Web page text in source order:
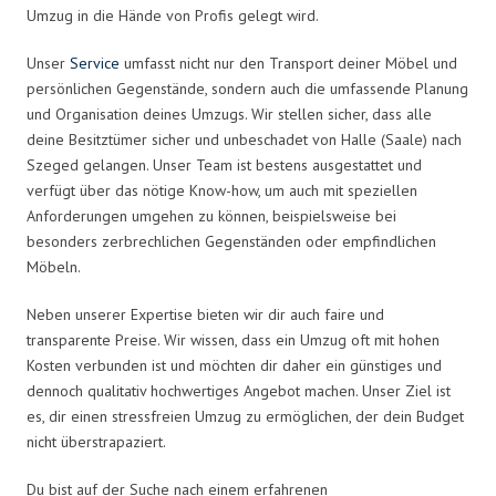
Umzug in die Hände von Profis gelegt wird.
Unser Service umfasst nicht nur den Transport deiner Möbel und
persönlichen Gegenstände, sondern auch die umfassende Planung
und Organisation deines Umzugs. Wir stellen sicher, dass alle
deine Besitztümer sicher und unbeschadet von Halle (Saale) nach
Szeged gelangen. Unser Team ist bestens ausgestattet und
verfügt über das nötige Know-how, um auch mit speziellen
Anforderungen umgehen zu können, beispielsweise bei
besonders zerbrechlichen Gegenständen oder empfindlichen
Möbeln.
Neben unserer Expertise bieten wir dir auch faire und
transparente Preise. Wir wissen, dass ein Umzug oft mit hohen
Kosten verbunden ist und möchten dir daher ein günstiges und
dennoch qualitativ hochwertiges Angebot machen. Unser Ziel ist
es, dir einen stressfreien Umzug zu ermöglichen, der dein Budget
nicht überstrapaziert.
Du bist auf der Suche nach einem erfahrenen